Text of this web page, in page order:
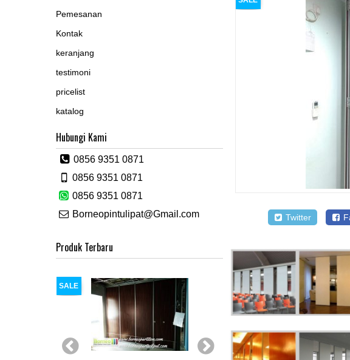
Twitter
Pemesanan
Kontak
keranjang
testimoni
pricelist
katalog
Hubungi Kami
0856 9351 0871
0856 9351 0871
0856 9351 0871
Borneopintulipat@Gmail.com
Produk Terbaru
SALE SALE